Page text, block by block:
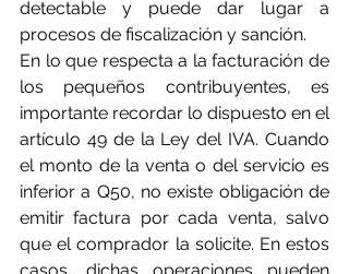
detectable y puede dar lugar a
procesos de fiscalización y sanción.
En lo que respecta a la facturación de
los pequeños contribuyentes, es
importante recordar lo dispuesto en el
artículo 49 de la Ley del IVA. Cuando
el monto de la venta o del servicio es
inferior a Q50, no existe obligación de
emitir factura por cada venta, salvo
que el comprador la solicite. En estos